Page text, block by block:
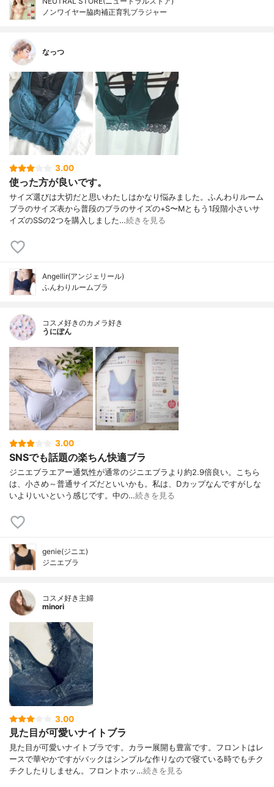
ノンワイヤー脇肉補正育乳ブラジャー
なっつ
3.00
使った方が良いです。
サイズ選びは大切だと思いわたしはかなり悩みました。ふんわりルーム
ブラのサイズ表から普段のブラのサイズの+S〜Mともう1段階小さいサ
イズのSSの2つを購入しました…続きを見る
Angellir(アンジェリール)
ふんわりルームブラ
コスメ好きのカメラ好き
うにぽん
3.00
SNSでも話題の楽ちん快適ブラ
ジニエブラエアー通気性が通常のジニエブラより約2.9倍良い。こちら
は、小さめ～普通サイズだといいかも。私は、Dカップなんですがしな
いよりいいという感じです。中の…続きを見る
genie(ジニエ)
ジニエブラ
コスメ好き主婦
minori
3.00
見た目が可愛いナイトブラ
見た目が可愛いナイトブラです。カラー展開も豊富です。フロントはレ
ースで華やかですがバックはシンプルな作りなので寝ている時でもチク
チクしたりしません。フロントホッ…続きを見る